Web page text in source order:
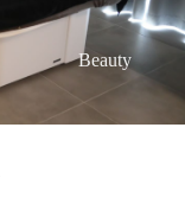
Beauty